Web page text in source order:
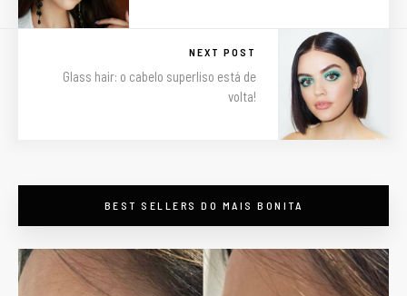
NEXT POST
Glass hair: o cabelo superliso está de
volta!
BEST SELLERS DO MAIS BONITA